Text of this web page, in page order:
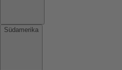
Südamerika